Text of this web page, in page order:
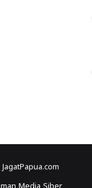
JagatPapua.com
Media Siber